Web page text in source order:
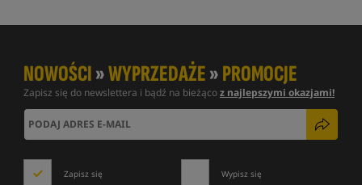
NOWOŚCI»WYPRZEDAŻE»PROMOCJE
Zapisz się do newslettera i bądź na bieżącoz najlepszymi okazjami!
Zapisz się Wypisz się